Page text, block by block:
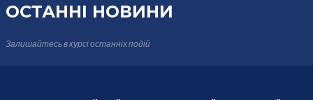
ОСТАННІ НОВИНИ
Залишайтесь в курсіостанніх подій